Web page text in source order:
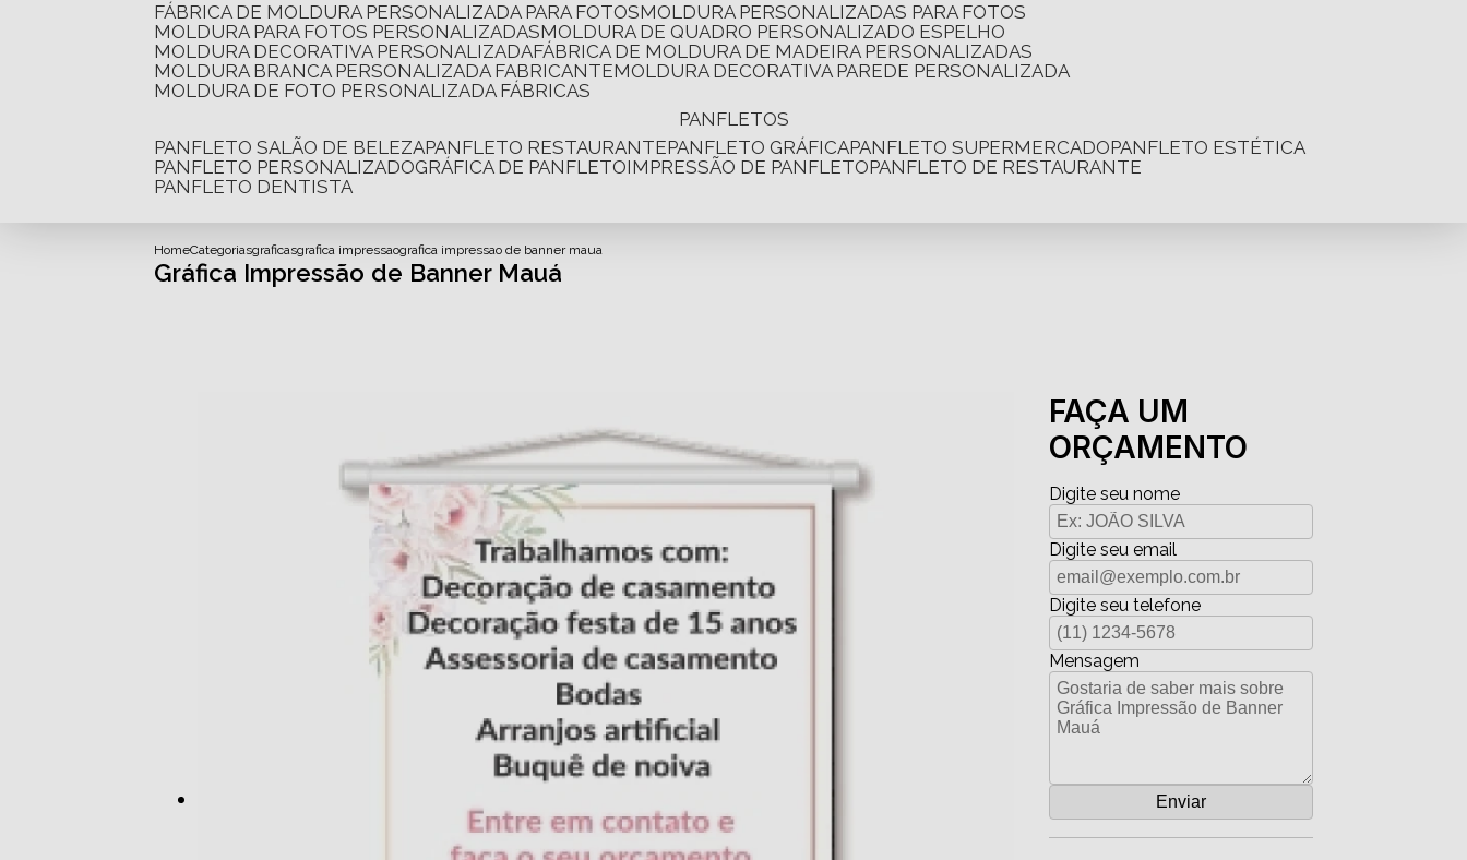
FÁBRICA DE MOLDURA PERSONALIZADA PARA FOTOS
MOLDURA PERSONALIZADAS PARA FOTOS
MOLDURA PARA FOTOS PERSONALIZADAS
MOLDURA DE QUADRO PERSONALIZADO ESPELHO
MOLDURA DECORATIVA PERSONALIZADA FÁBRICA DE MOLDURA DE MADEIRA PERSONALIZADAS
MOLDURA BRANCA PERSONALIZADA FABRICANTE
MOLDURA DECORATIVA PAREDE PERSONALIZADA
MOLDURA DE FOTO PERSONALIZADA FÁBRICAS
PANFLETOS
PANFLETO SALÃO DE BELEZA PANFLETO RESTAURANTE PANFLETO GRÁFICA PANFLETO SUPERMERCADO PANFLETO ESTÉTICA
PANFLETO PERSONALIZADO
GRÁFICA DE PANFLETO IMPRESSÃO DE PANFLETO PANFLETO DE RESTAURANTE
PANFLETO DENTISTA
HomeCategoriasgraficasgrafica impressaografica impressao de banner maua
Gráfica Impressão de Banner Mauá
FAÇA UM
ORÇAMENTO
Digite seu nome
Digite seu email
Digite seu telefone
Mensagem